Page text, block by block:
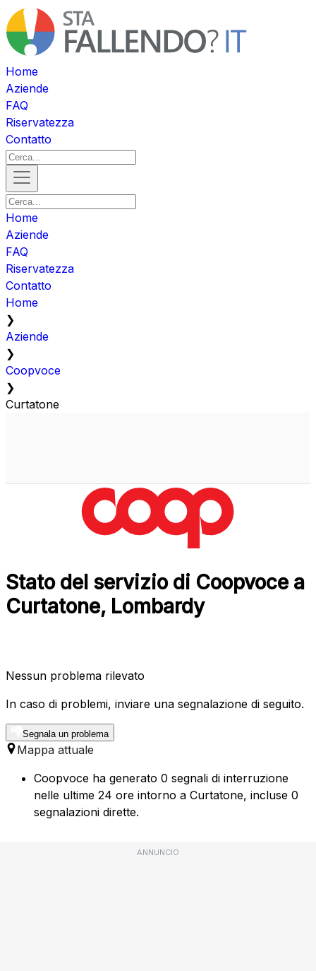
Home
Aziende
FAQ
Riservatezza
Contatto
Home
Aziende
FAQ
Riservatezza
Contatto
Home
❯
Aziende
❯
Coopvoce
❯
Curtatone
Stato del servizio di Coopvoce a
Curtatone, Lombardy
Nessun problema rilevato
In caso di problemi, inviare una segnalazione di seguito.
Segnala un problema
Mappa attuale
Coopvoce ha generato 0 segnali di interruzione
nelle ultime 24 ore intorno a Curtatone, incluse 0
segnalazioni dirette.
ANNUNCIO